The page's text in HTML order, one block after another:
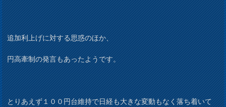
追加利上げに対する思惑のほか、
円高牽制の発言もあったようです。
とりあえず１００円台維持で日経も大きな変動もなく落ち着いて